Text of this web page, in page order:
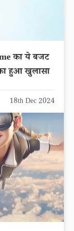
का ये बजट
हुआ खुलासा
18th Dec 2024